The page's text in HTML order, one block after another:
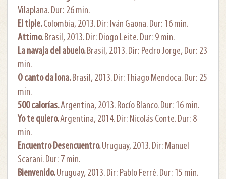
Vilaplana. Dur: 26 min.
El tiple.Colombia, 2013. Dir: Iván Gaona. Dur: 16 min.
Attimo.Brasil, 2013. Dir: Diogo Leite. Dur: 9 min.
La navaja del abuelo.Brasil, 2013. Dir: Pedro Jorge, Dur: 23
min.
O canto da lona.Brasil, 2013. Dir: Thiago Mendoca. Dur: 25
min.
500 calorías.Argentina, 2013. Rocío Blanco. Dur: 16 min.
Yo te quiero.Argentina, 2014. Dir: Nicolás Conte. Dur: 8
min.
Encuentro Desencuentro.Uruguay, 2013. Dir: Manuel
Scarani. Dur: 7 min.
Bienvenido.Uruguay, 2013. Dir: Pablo Ferré. Dur: 15 min.